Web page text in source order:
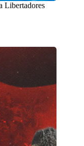
Libertadores